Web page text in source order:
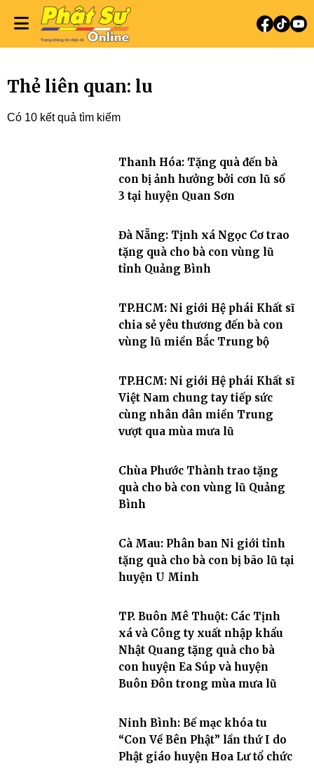
Thẻ liên quan: lu
Có 10 kết quả tìm kiếm
Thanh Hóa: Tặng quà đến bà
con bị ảnh hưởng bởi cơn lũ số
3 tại huyện Quan Sơn
Đà Nẵng: Tịnh xá Ngọc Cơ trao
tặng quà cho bà con vùng lũ
tỉnh Quảng Bình
TP.HCM: Ni giới Hệ phái Khất sĩ
chia sẻ yêu thương đến bà con
vùng lũ miền Bắc Trung bộ
TP.HCM: Ni giới Hệ phái Khất sĩ
Việt Nam chung tay tiếp sức
cùng nhân dân miền Trung
vượt qua mùa mưa lũ
Chùa Phước Thành trao tặng
quà cho bà con vùng lũ Quảng
Bình
Cà Mau: Phân ban Ni giới tỉnh
tặng quà cho bà con bị bão lũ tại
huyện U Minh
TP. Buôn Mê Thuột: Các Tịnh
xá và Công ty xuất nhập khẩu
Nhật Quang tặng quà cho bà
con huyện Ea Súp và huyện
Buôn Đôn trong mùa mưa lũ
Ninh Bình: Bế mạc khóa tu
“Con Về Bên Phật” lần thứ I do
Phật giáo huyện Hoa Lư tổ chức